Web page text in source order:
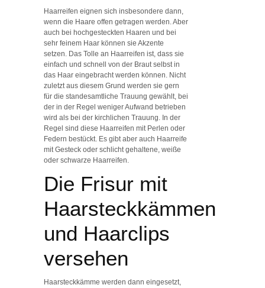
Haarreifen eignen sich insbesondere dann,
wenn die Haare offen getragen werden. Aber
auch bei hochgesteckten Haaren und bei
sehr feinem Haar können sie Akzente
setzen. Das Tolle an Haarreifen ist, dass sie
einfach und schnell von der Braut selbst in
das Haar eingebracht werden können. Nicht
zuletzt aus diesem Grund werden sie gern
für die standesamtliche Trauung gewählt, bei
der in der Regel weniger Aufwand betrieben
wird als bei der kirchlichen Trauung. In der
Regel sind diese Haarreifen mit Perlen oder
Federn bestückt. Es gibt aber auch Haarreife
mit Gesteck oder schlicht gehaltene, weiße
oder schwarze Haarreifen.
Die Frisur mit
Haarsteckkämmen
und Haarclips
versehen
Haarsteckkämme werden dann eingesetzt,